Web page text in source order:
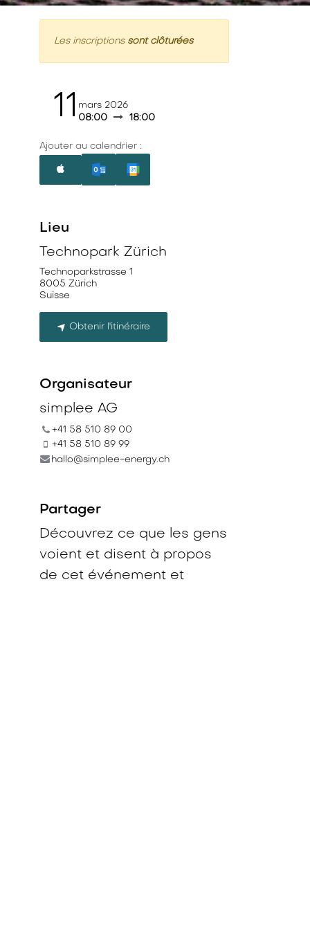
Les inscriptions sont clôturées
11 mars 2026
08:00
18:00
Ajouter au calendrier :
Lieu
Technopark Zürich
Technoparkstrasse 1
8005 Zürich
Suisse
Obtenir l'itinéraire
Organisateur
simplee AG
+41 58 510 89 00
+41 58 510 89 99
hallo@simplee-energy.ch
Partager
Découvrez ce que les gens
voient et disent à propos
de cet événement et